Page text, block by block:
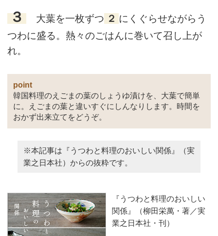
３ 大葉を一枚ずつ ２ にくぐらせながらう
つわに盛る。熱々のごはんに巻いて召し上が
れ。
point
韓国料理のえごまの葉のしょうゆ漬けを、大葉で簡単
に。えごまの葉と違いすぐにしんなりします。時間を
おかず出来立てをどうぞ。
※本記事は『うつわと料理のおいしい関係』（実
業之日本社）からの抜粋です。
『うつわと料理のおいしい
関係』（柳田栄萬・著／実
業之日本社・刊）